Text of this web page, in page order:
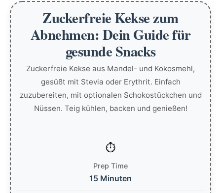
Zuckerfreie Kekse zum
Abnehmen: Dein Guide für
gesunde Snacks
Zuckerfreie Kekse aus Mandel- und Kokosmehl,
gesüßt mit Stevia oder Erythrit. Einfach
zuzubereiten, mit optionalen Schokostückchen und
Nüssen. Teig kühlen, backen und genießen!
Prep Time
15 Minuten